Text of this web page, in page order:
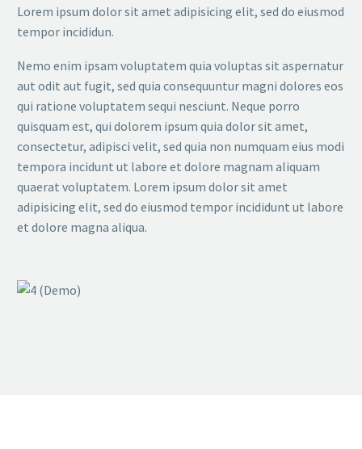
Lorem ipsum dolor sit amet adipisicing elit, sed do eiusmod
tempor incididun.
Nemo enim ipsam voluptatem quia voluptas sit aspernatur
aut odit aut fugit, sed quia consequuntur magni dolores eos
qui ratione voluptatem sequi nesciunt. Neque porro
quisquam est, qui dolorem ipsum quia dolor sit amet,
consectetur, adipisci velit, sed quia non numquam eius modi
tempora incidunt ut labore et dolore magnam aliquam
quaerat voluptatem. Lorem ipsum dolor sit amet
adipisicing elit, sed do eiusmod tempor incididunt ut labore
et dolore magna aliqua.